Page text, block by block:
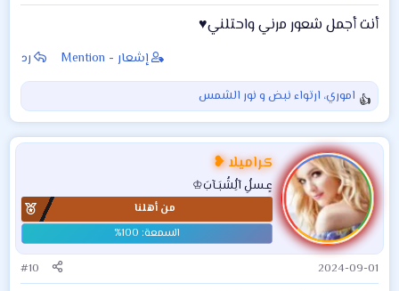
أنت أجمل شعور مرني واحتلني♥️
إشعار - Mention رد
ا
ل
ت
ف
ا
ع
ل
ا
ت
:
اموري، ارتواء نبض و نور الشمس
كراميلا ❥
عٍـسلُِ آلُِشُبَـآبَ♔
من أهلنا
2024-09-01
#10